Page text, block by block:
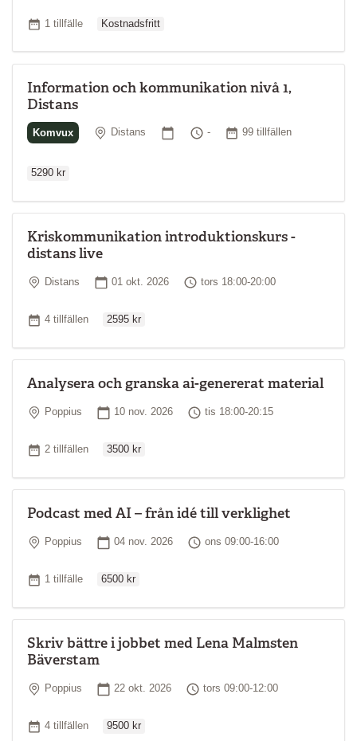
Antal tillfällen
1 tillfälle Kostnadsfritt
Information och kommunikation nivå 1,
Distans
Komvux Plats
Distans Startdatum
Tid
- Antal tillfällen
99 tillfällen
5290 kr
Kriskommunikation introduktionskurs -
distans live
Plats
Distans Startdatum
01 okt. 2026 Tid
tors 18:00-20:00
Antal tillfällen
4 tillfällen 2595 kr
Analysera och granska ai-genererat material
Plats
Poppius Startdatum
10 nov. 2026 Tid
tis 18:00-20:15
Antal tillfällen
2 tillfällen 3500 kr
Podcast med AI – från idé till verklighet
Plats
Poppius Startdatum
04 nov. 2026 Tid
ons 09:00-16:00
Antal tillfällen
1 tillfälle 6500 kr
Skriv bättre i jobbet med Lena Malmsten
Bäverstam
Plats
Poppius Startdatum
22 okt. 2026 Tid
tors 09:00-12:00
Antal tillfällen
4 tillfällen 9500 kr